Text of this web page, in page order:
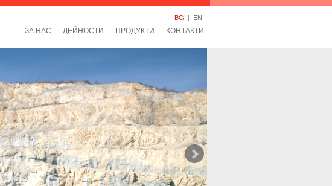
BG | EN
ЗА НАС ДЕЙНОСТИ ПРОДУКТИ КОНТАКТИ